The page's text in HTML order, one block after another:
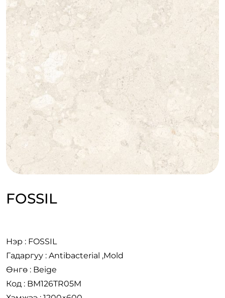
FOSSIL
Нэр : FOSSIL
Гадаргуу : Antibacterial ,Mold
Өнгө : Beige
Код : BM126TR05M